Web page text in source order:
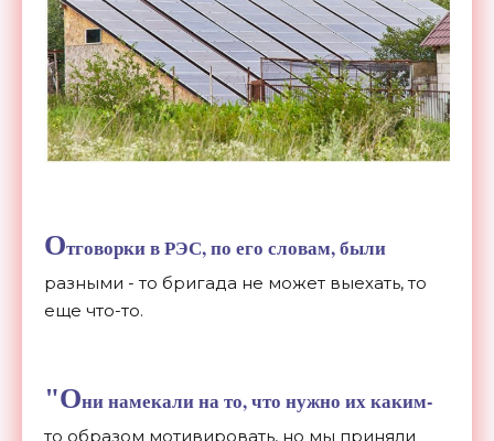
Отговорки в РЭС, по его словам, были
разными - то бригада не может выехать, то
еще что-то.
"Они намекали на то, что нужно их каким-
то образом мотивировать, но мы приняли